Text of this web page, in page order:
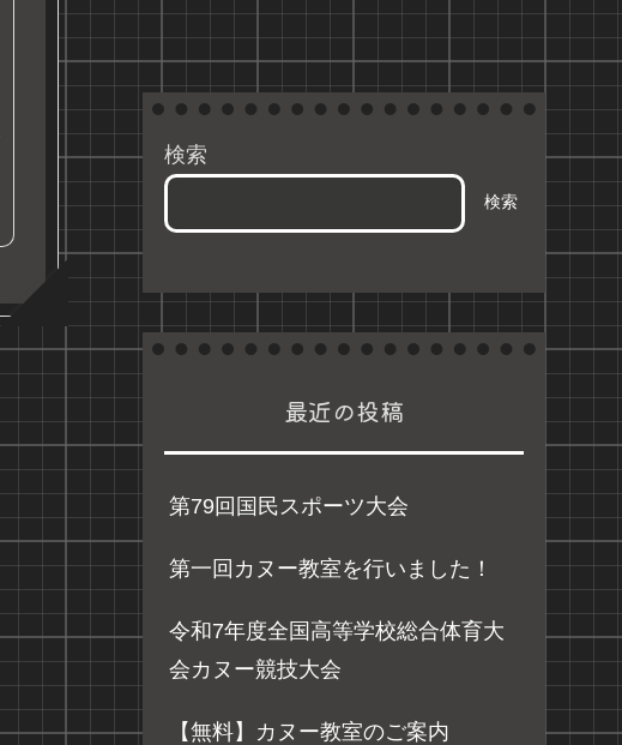
検索
検索
最近の投稿
第79回国民スポーツ大会
第一回カヌー教室を行いました！
令和7年度全国高等学校総合体育大
会カヌー競技大会
【無料】カヌー教室のご案内